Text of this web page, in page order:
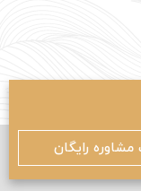
مشاوره رایگان